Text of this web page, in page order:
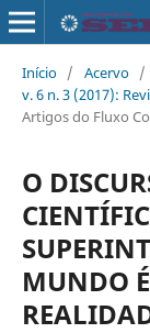
Início / Acervo /
v. 6 n. 3 (2017):
Artigos do Fluxo
O
MUNDO